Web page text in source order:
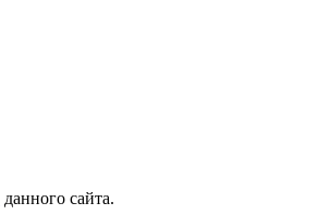
данного сайта.